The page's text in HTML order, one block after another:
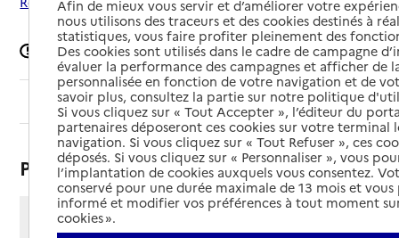
Signaler une erreur
Sommaire
Présentation
Rue Eugène Orieux
Afin de mieux vous servir et d’améliorer votre
nous utilisons des traceurs et des cookies destinés à
statistiques, vous faire profiter pleinement des
Des cookies sont utilisés dans le cadre de campagne
évaluer la performance des campagnes et afficher de
personnalisée en fonction de votre navigation et de
savoir plus, consultez la partie sur notre politique
Si vous cliquez sur « Tout Accepter », l’éditeur du
partenaires déposeront ces cookies sur votre terminal
navigation. Si vous cliquez sur « Tout Refuser », ces
déposés. Si vous cliquez sur « Personnaliser », vous
l’implantation de cookies auxquels vous consentez.
conservé pour une durée maximale de 13 mois et
informé et modifier vos préférences à tout moment
cookies ».